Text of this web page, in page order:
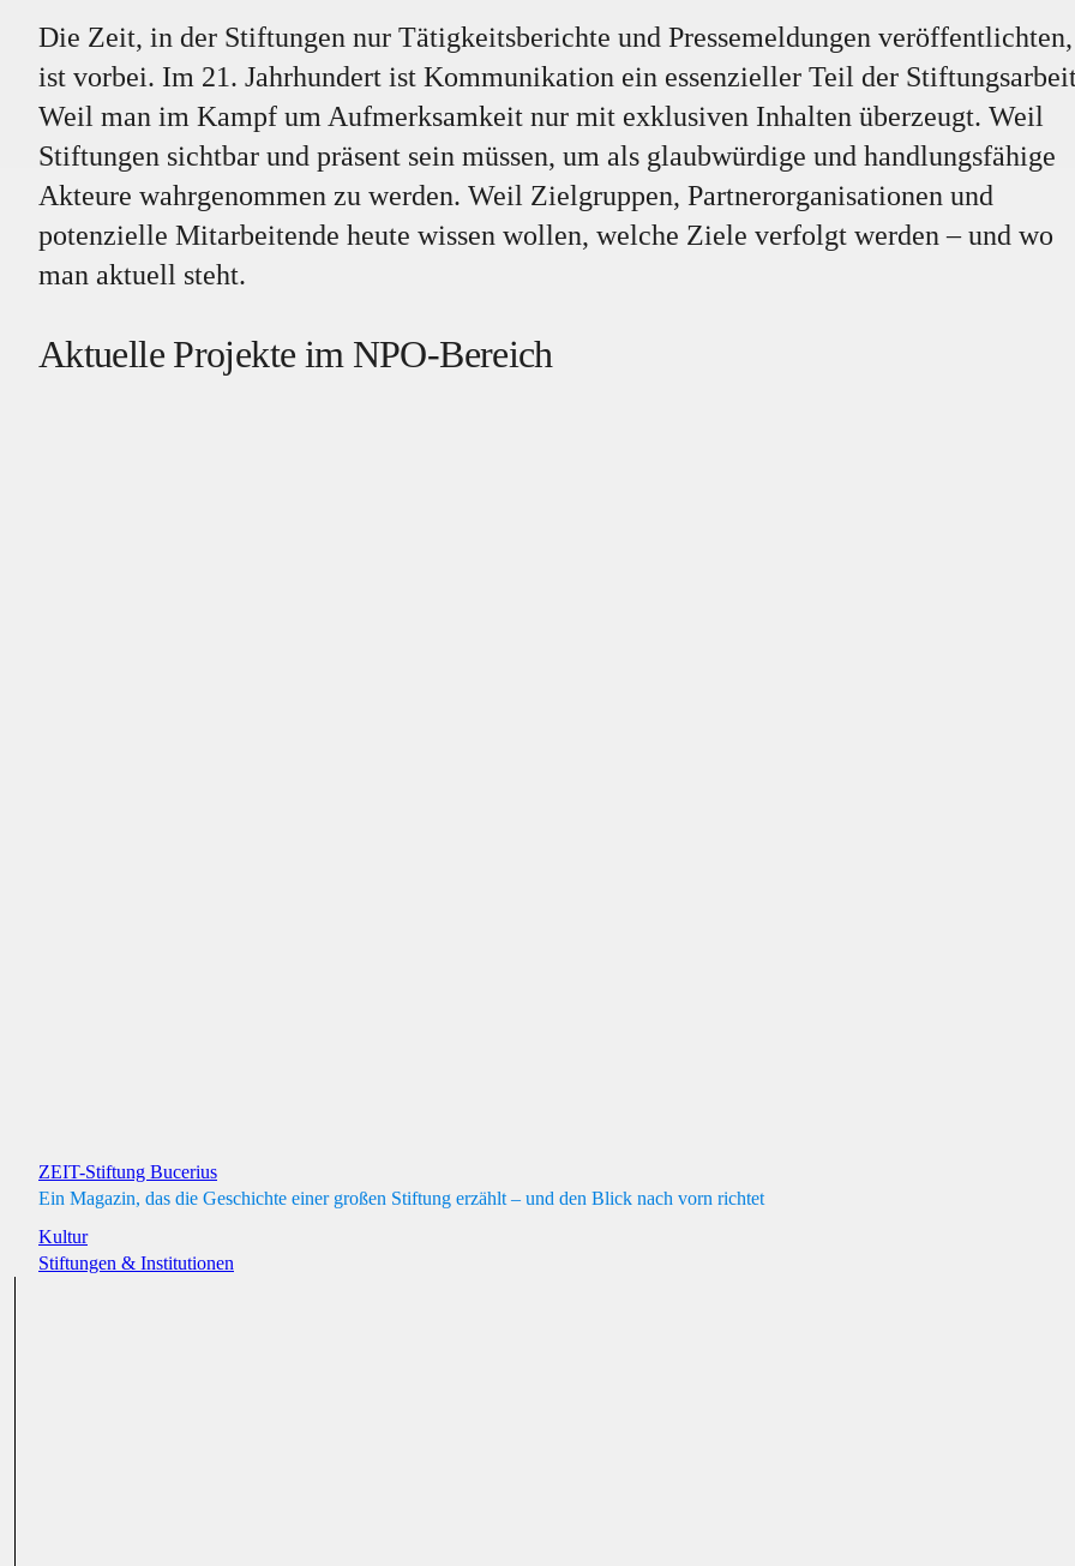
Die Zeit, in der Stiftungen nur Tätigkeitsberichte und Pressemeldungen veröffentlichten,
ist vorbei. Im 21. Jahrhundert ist Kommunikation ein essenzieller Teil der
Weil man im Kampf um Aufmerksamkeit nur mit exklusiven Inhalten überzeugt. Weil
Stiftungen sichtbar und präsent sein müssen, um als glaubwürdige und handlungsfähige
Akteure wahrgenommen zu werden. Weil Zielgruppen, Partnerorganisationen und
potenzielle Mitarbeitende heute wissen wollen, welche Ziele verfolgt werden – und wo
man aktuell steht.
Aktuelle Projekte im NPO-Bereich
ZEIT-Stiftung Bucerius
Ein Magazin, das die Geschichte einer großen Stiftung erzählt – und den Blick nach vorn richtet
Kultur
Stiftungen & Institutionen